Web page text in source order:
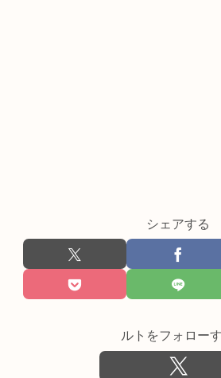
シェアする
ルトをフォロー